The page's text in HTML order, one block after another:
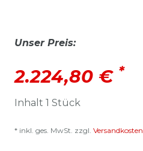
Unser Preis:
2.224,80 € *
Inhalt 1 Stück
* inkl. ges. MwSt. zzgl. Versandkosten